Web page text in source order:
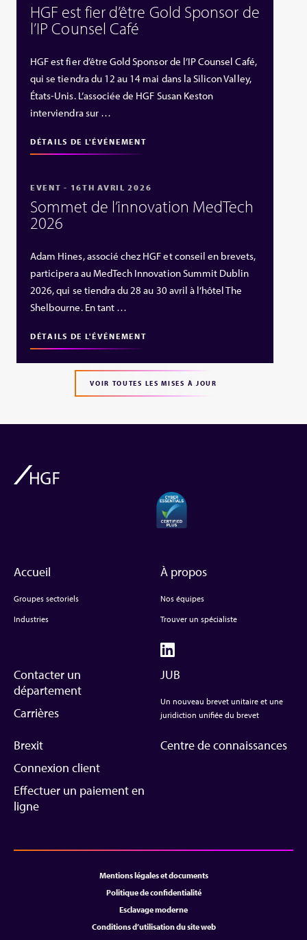
HGF est fier d’être Gold Sponsor de
l’IP Counsel Café
HGF est fier d’être Gold Sponsor de l’IP Counsel Café,
qui se tiendra du 12 au 14 mai dans la Silicon Valley,
États‑Unis. L’associée de HGF Susan Keston
interviendra sur …
DÉTAILS DE L'ÉVÉNEMENT
EVENT - 16TH AVRIL 2026
Sommet de l’innovation MedTech
2026
Adam Hines, associé chez HGF et conseil en brevets,
participera au MedTech Innovation Summit Dublin
2026, qui se tiendra du 28 au 30 avril à l’hôtel The
Shelbourne. En tant …
DÉTAILS DE L'ÉVÉNEMENT
VOIR TOUTES LES MISES À JOUR
Accueil
Groupes sectoriels
Industries
À propos
Nos équipes
Trouver un spécialiste
Contacter un
département
Carrières
JUB
Un nouveau brevet unitaire et une
juridiction unifiée du brevet
Brexit
Connexion client
Effectuer un paiement en
ligne
Centre de connaissances
Mentions légales et documents
Politique de confidentialité
Esclavage moderne
Conditions d’utilisation du site web